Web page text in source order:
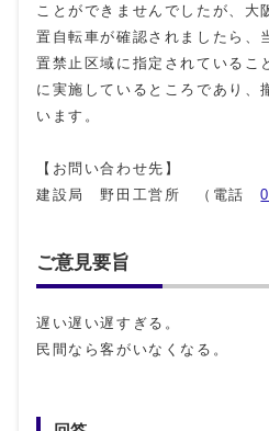
ことができませんでしたが、大
置自転車が確認されましたら、
置禁止区域に指定されているこ
に実施しているところであり、
います。
【お問い合わせ先】
建設局 野田工営所 （電話
ご意見要旨
遅い遅い遅すぎる。
民間なら客がいなくなる。